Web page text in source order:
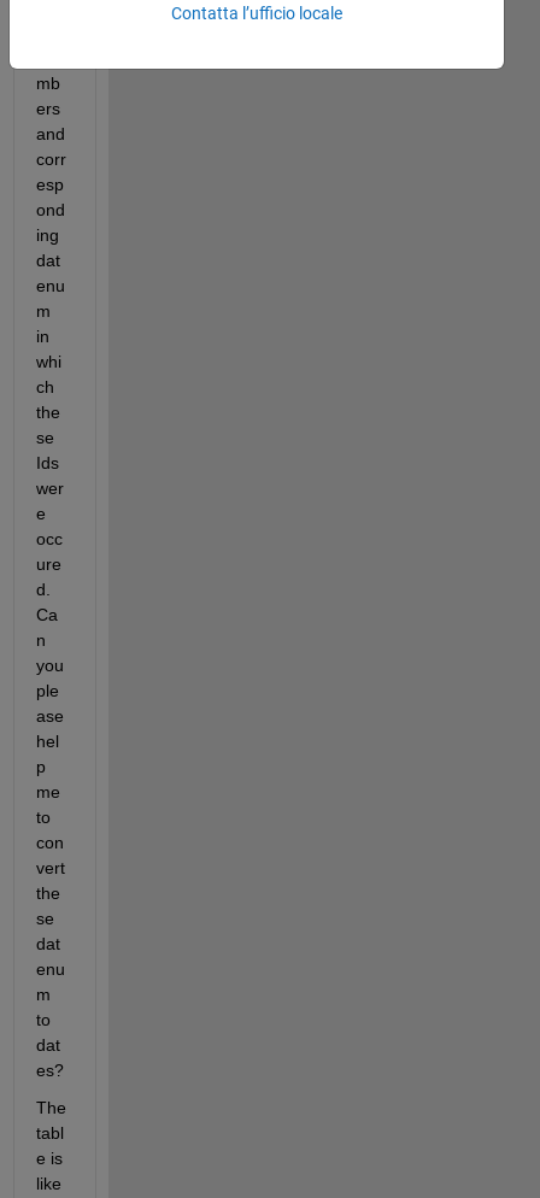
mb
ers
and
corr
esp
ond
ing
dat
enu
m
in
whi
ch
the
se
Ids
wer
e
occ
ure
d.
Ca
n
you
ple
ase
hel
p
me
to
con
vert
the
se
dat
enu
m
to
dat
es?
The
tabl
e is
like
Contatta l’ufficio locale